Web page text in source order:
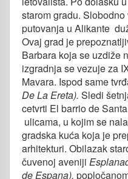
starom gradu.
putovanja u Alikante
Ovaj grad je
Barbara koja se uzdiže
izgradnja se vezuje za
Mavara. Ispod same
De La Ereta). Sledi
cetvrti El barrio de
ulicama, u kojim se
gradska kuća koja je
arhitekturi. Obilazak
čuvenoj aveniji
de Espana),